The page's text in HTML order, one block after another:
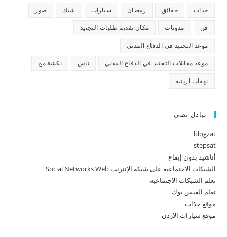
جذاب حقائق رمضان سيارات شيك صور
فن مدونات مكان تقديم طلبات التجنيد
موعد التجنيد في الدفاع المدني
موعد مقابلات التجنيد في الدفاع المدني ناس نكشة مخ
نهفات اردنيه
تبادل نصي
blogzat
stepsat
أناشيد بدون إيقاع
الشبكات الاجتماعية على شبكة الإنترنت Social Networks Web
تعلم الشبكات الاجتماعيه
تعلم الفيس بوك
موقع جذاب
موقع سيارات الاردن